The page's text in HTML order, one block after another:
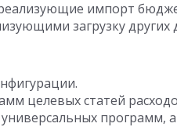
импорт
загрузку других
целевых статей
программ,